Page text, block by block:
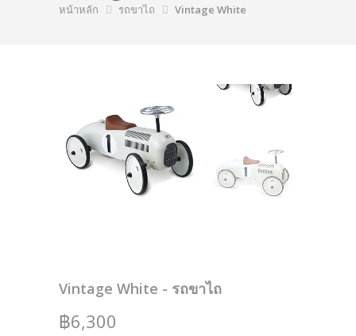
หน้าหลัก รถขาไถ Vintage White
Vintage White - รถขาไถ
฿6,300